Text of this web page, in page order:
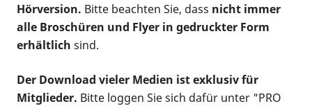
Hörversion. Bitte beachten Sie, dass nicht immer
alle Broschüren und Flyer in gedruckter Form
erhältlich sind.
Der Download vieler Medien ist exklusiv für
Mitglieder. Bitte loggen Sie sich dafür unter "PRO